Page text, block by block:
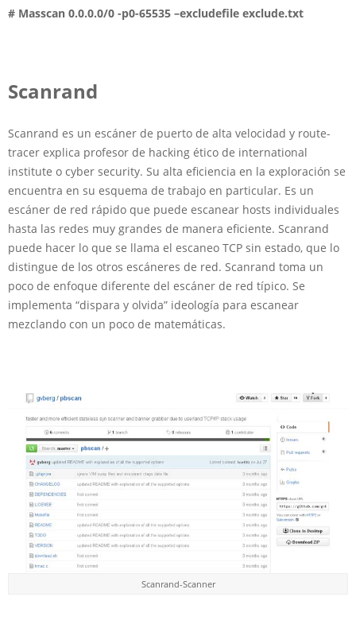
# Masscan 0.0.0.0/0 -p0-65535 –excludefile exclude.txt
Scanrand
Scanrand es un escáner de puerto de alta velocidad y route-
tracer explica profesor de hacking ético de international
institute o cyber security. Su alta eficiencia en la exploración se
encuentra en su esquema de trabajo en particular. Es un
escáner de red rápido que puede escanear hosts individuales
hasta las redes muy grandes de manera eficiente. Scanrand
puede hacer lo que se llama el escaneo TCP sin estado, que lo
distingue de los otros escáneres de red. Scanrand toma un
poco de enfoque diferente del escáner de red típico. Se
implementa “dispara y olvida” ideología para escanear
mezclando con un poco de matemáticas.
Scanrand-Scanner